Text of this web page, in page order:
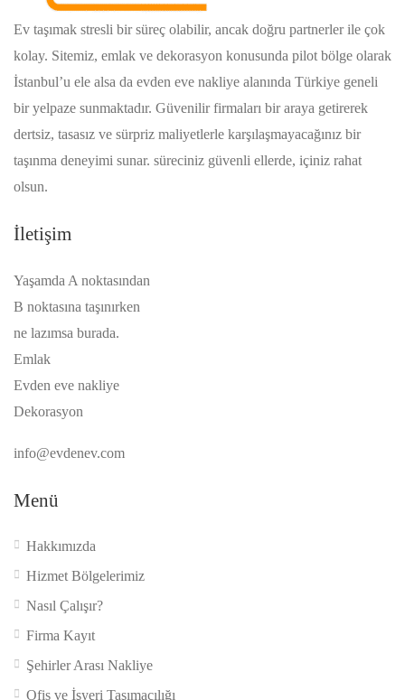
Ev taşımak stresli bir süreç olabilir, ancak doğru partnerler ile çok
kolay. Sitemiz, emlak ve dekorasyon konusunda pilot bölge olarak
İstanbul’u ele alsa da evden eve nakliye alanında Türkiye geneli
bir yelpaze sunmaktadır. Güvenilir firmaları bir araya getirerek
dertsiz, tasasız ve sürpriz maliyetlerle karşılaşmayacağınız bir
taşınma deneyimi sunar. süreciniz güvenli ellerde, içiniz rahat
olsun.
İletişim
Yaşamda A noktasından
B noktasına taşınırken
ne lazımsa burada.
Emlak
Evden eve nakliye
Dekorasyon
info@evdenev.com
Menü
Hakkımızda
Hizmet Bölgelerimiz
Nasıl Çalışır?
Firma Kayıt
Şehirler Arası Nakliye
Ofis ve İşyeri Taşımacılığı